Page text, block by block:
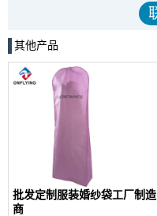
其他产品
批发定制服装婚纱袋工厂制造
商